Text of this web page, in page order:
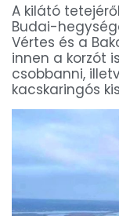
A kilátó
Budai-
Vértes és a
innen a korzót
csobbanni,
kacskaringós